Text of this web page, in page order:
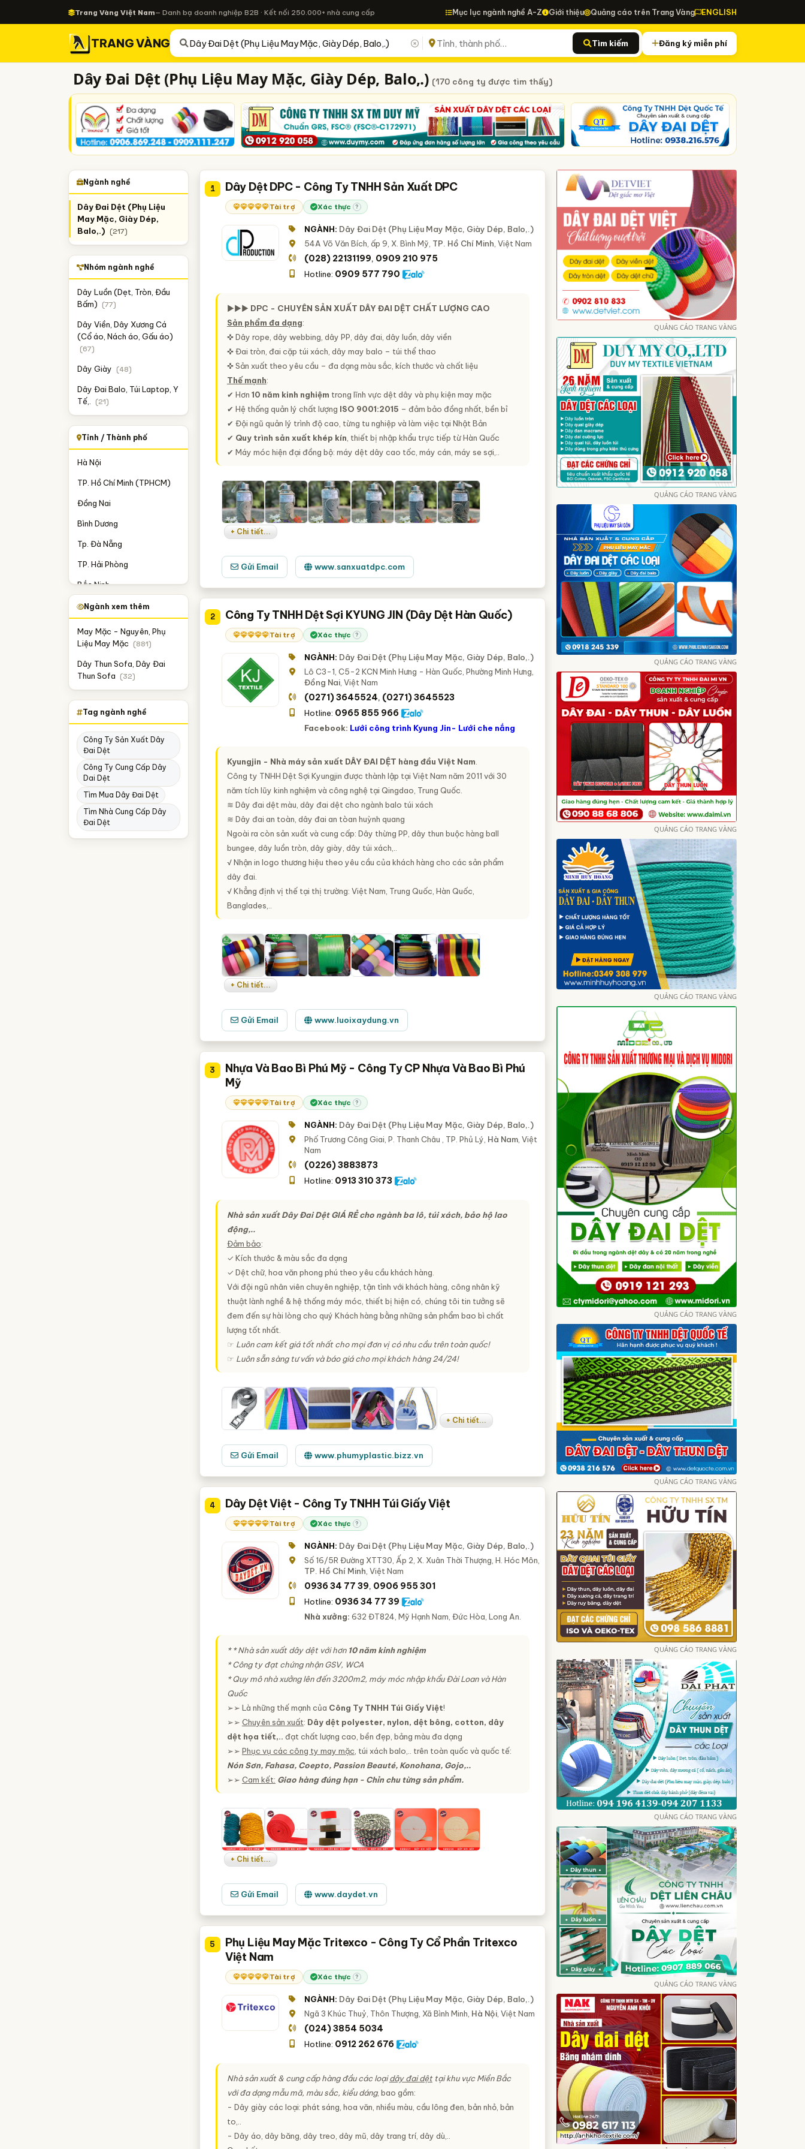
Trang Vàng Việt Nam— Danh bạ doanh nghiệp B2B · Kết nối 250.000+ nhà cung cấp Mục lục ngành nghề A-Z Giới thiệu Quảng cáo trên Trang Vàng ENGLISH
TRANG VÀNG Tìm kiếm Đăng ký miễn phí
Dây Đai Dệt (Phụ Liệu May Mặc, Giày Dép, Balo,.) (170 công ty được tìm thấy)
Ngành nghề
Dây Đai Dệt (Phụ Liệu
May Mặc, Giày Dép,
Balo,.) (217)
Nhóm ngành nghề
Dây Luồn (Dẹt, Tròn, Đầu
Bấm) (77)
Dây Viền, Dây Xương Cá
(Cổ áo, Nách áo, Gấu áo)
(67)
Dây Giày (48)
Dây Đai Balo, Túi Laptop, Y
Tế,.
(21)
Tỉnh / Thành phố
Hà Nội
TP. Hồ Chí Minh (TPHCM)
Đồng Nai
Bình Dương
Tp. Đà Nẵng
TP. Hải Phòng
Bắc Ninh
Bình Phước
Hà Tĩnh
Thanh Hóa
Long An
Ngành xem thêm
May Mặc - Nguyên, Phụ
Liệu May Mặc (881)
Dây Thun Sofa, Dây Đai
Thun Sofa (32)
Tag ngành nghề
Công Ty Sản Xuất Dây
Đai Dệt
Công Ty Cung Cấp Dây
Dai Dệt
Tìm Mua Dây Đai Dệt
Tìm Nhà Cung Cấp Dây
Đai Dệt
1 Dây Dệt DPC - Công Ty TNHH Sản Xuất DPC
Tài trợ Xác thực ?
NGÀNH: Dây Đai Dệt (Phụ Liệu May Mặc, Giày Dép, Balo,.)
54A Võ Văn Bích, ấp 9, X. Bình Mỹ, TP. Hồ Chí Minh , Việt Nam
(028) 22131199, 0909 210 975
Hotline: 0909 577 790
►►► DPC - CHUYÊN SẢN XUẤT DÂY ĐAI DỆT CHẤT LƯỢNG CAO
Sản phẩm đa dạng:
✜ Dây rope, dây webbing, dây PP, dây đai, dây luồn, dây viền
✜ Đai tròn, đai cặp túi xách, dây may balo – túi thể thao
✜ Sản xuất theo yêu cầu – đa dạng màu sắc, kích thước và chất liệu
Thế mạnh:
✔ Hơn 10 năm kinh nghiệm trong lĩnh vực dệt dây và phụ kiện may mặc
✔ Hệ thống quản lý chất lượng ISO 9001:2015 – đảm bảo đồng nhất, bền bỉ
✔ Đội ngũ quản lý trình độ cao, từng tu nghiệp và làm việc tại Nhật Bản
✔ Quy trình sản xuất khép kín , thiết bị nhập khẩu trực tiếp từ Hàn Quốc
✔ Máy móc hiện đại đồng bộ: máy dệt dây cao tốc, máy cán, máy se sợi,..
+ Chi tiết...
Gửi Email www.sanxuatdpc.com
2 Công Ty TNHH Dệt Sợi KYUNG JIN (Dây Dệt Hàn Quốc)
Tài trợ Xác thực ?
NGÀNH: Dây Đai Dệt (Phụ Liệu May Mặc, Giày Dép, Balo,.)
Lô C3-1, C5-2 KCN Minh Hưng - Hàn Quốc, Phường Minh Hưng,
Đồng Nai, Việt Nam
(0271) 3645524, (0271) 3645523
Hotline: 0965 855 966
Facebook: Lưới công trình Kyung Jin- Lưới che nắng
Kyungjin - Nhà máy sản xuất DÂY ĐAI DỆT hàng đầu Việt Nam
Công ty TNHH Dệt Sợi Kyungjin được thành lập tại Việt Nam năm 2011 với 30
năm tích lũy kinh nghiệm và công nghệ tại Qingdao, Trung Quốc.
≋ Dây đai dệt màu, dây đai dệt cho ngành balo túi xách
≋ Dây đai an toàn, dây đai an tòan huỳnh quang
Ngoài ra còn sản xuất và cung cấp: Dây thừng PP, dây thun buộc hàng ball
bungee, dây luồn tròn, dây giày, dây túi xách,..
√ Nhận in logo thương hiệu theo yêu cầu của khách hàng cho các sản phẩm
dây đai.
√ Khẳng định vị thế tại thị trường: Việt Nam, Trung Quốc, Hàn Quốc,
Banglades,..
+ Chi tiết...
Gửi Email www.luoixaydung.vn
3
Nhựa Và Bao Bì Phú Mỹ - Công Ty CP Nhựa Và Bao Bì Phú
Mỹ
Tài trợ Xác thực ?
NGÀNH: Dây Đai Dệt (Phụ Liệu May Mặc, Giày Dép, Balo,.)
Phố Trương Công Giai, P. Thanh Châu , TP. Phủ Lý, Hà Nam, Việt
Nam
(0226) 3883873
Hotline: 0913 310 373
Nhà sản xuất Dây Đai Dệt GIÁ RẺ cho ngành ba lô, túi xách, bảo hộ lao
động,..
Đảm bảo:
✓ Kích thước & màu sắc đa dạng
✓ Dệt chữ, hoa văn phong phú theo yêu cầu khách hàng.
Với đội ngũ nhân viên chuyên nghiệp, tận tình với khách hàng, công nhân kỹ
thuật lành nghề & hệ thống máy móc, thiết bị hiện có, chúng tôi tin tưởng sẽ
đem đến sự hài lòng cho quý Khách hàng bằng những sản phẩm bao bì chất
lượng tốt nhất.
☞ Luôn cam kết giá tốt nhất cho mọi đơn vị có nhu cầu trên toàn quốc!
☞ Luôn sẵn sàng tư vấn và báo giá cho mọi khách hàng 24/24!
+ Chi tiết...
Gửi Email www.phumyplastic.bizz.vn
4 Dây Dệt Việt - Công Ty TNHH Túi Giấy Việt
Tài trợ Xác thực ?
NGÀNH: Dây Đai Dệt (Phụ Liệu May Mặc, Giày Dép, Balo,.)
Số 16/5R Đường XTT30, Ấp 2, X. Xuân Thời Thượng, H. Hóc Môn,
TP. Hồ Chí Minh , Việt Nam
0936 34 77 39, 0906 955 301
Hotline: 0936 34 77 39
Nhà xưởng: 632 ĐT824, Mỹ Hạnh Nam, Đức Hòa, Long An.
* * Nhà sản xuất dây dệt với hơn 10 năm kinh nghiệm
* Công ty đạt chứng nhận GSV, WCA
* Quy mô nhà xưởng lên đến 3200m2, máy móc nhập khẩu Đài Loan và Hàn
Quốc
➢➢ Là những thế mạnh của Công Ty TNHH Túi Giấy Việt!
➢➢ Chuyên sản xuất: Dây dệt polyester, nylon, dệt bông, cotton, dây
dệt họa tiết,.. đạt chất lượng cao, bền đẹp, bảng màu đa dạng
➢➢ Phục vụ các công ty may mặc , túi xách balo,.. trên toàn quốc và quốc tế:
Nón Sơn, Fahasa, Coepto, Passion Beauté, Konohana, Gojo,..
➢➢ Cam kết: Giao hàng đúng hạn - Chỉn chu từng sản phẩm.
+ Chi tiết...
Gửi Email www.daydet.vn
5
Phụ Liệu May Mặc Tritexco - Công Ty Cổ Phần Tritexco
Việt Nam
Tài trợ Xác thực ?
NGÀNH: Dây Đai Dệt (Phụ Liệu May Mặc, Giày Dép, Balo,.)
Ngã 3 Khúc Thuỷ, Thôn Thượng, Xã Bình Minh, Hà Nội, Việt Nam
(024) 3854 5034
Hotline: 0912 262 676
Nhà sản xuất & cung cấp hàng đầu các loạidây đai dệttại khu vực Miền Bắc
với đa dạng mẫu mã, màu sắc, kiểu dáng, bao gồm:
- Dây giày các loại: phát sáng, hoa văn, nhiều màu, cầu lông đen, bản nhỏ, bản
to,..
- Dây áo, dây băng, dây treo, dây mũ, dây trang trí, dây dù,..
QUẢNG CÁO TRANG VÀNG
QUẢNG CÁO TRANG VÀNG
QUẢNG CÁO TRANG VÀNG
QUẢNG CÁO TRANG VÀNG
QUẢNG CÁO TRANG VÀNG
QUẢNG CÁO TRANG VÀNG
QUẢNG CÁO TRANG VÀNG
QUẢNG CÁO TRANG VÀNG
QUẢNG CÁO TRANG VÀNG
QUẢNG CÁO TRANG VÀNG